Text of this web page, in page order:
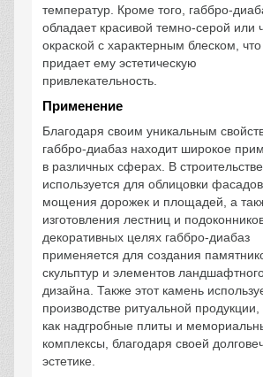
температур. Кроме того, габбро-
обладает красивой темно-серой или
окраской с характерным блеском, что
придает ему эстетическую
привлекательность.
Применение
Благодаря своим уникальным
габбро-диабаз находит широкое
в различных сферах. В
используется для облицовки фасадов
мощения дорожек и площадей, а
изготовления лестниц и
декоративных целях габбро-диабаз
применяется для создания
скульптур и элементов
дизайна. Также этот камень
производстве ритуальной продукции,
как надгробные плиты и
комплексы, благодаря своей
эстетике.